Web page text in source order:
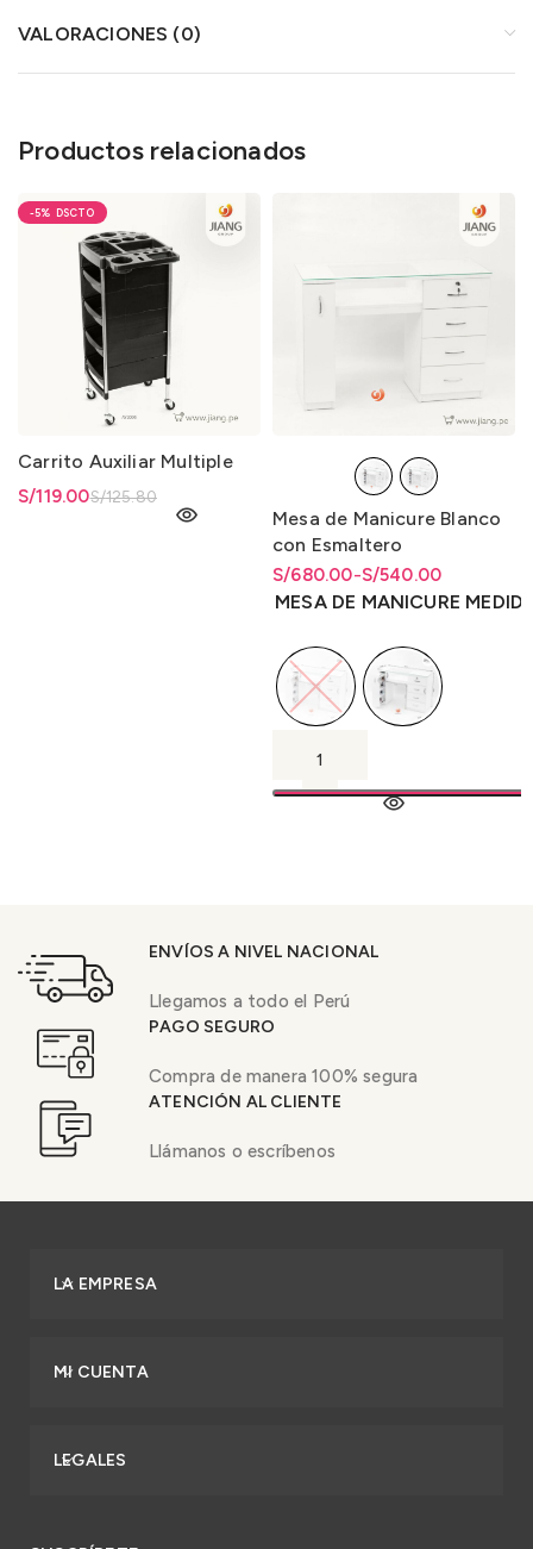
VALORACIONES (0)
Productos relacionados
-5%
Carrito Auxiliar Multiple
S/125.80
El precio original era:
S/119.00
El precio actual es: S/119.00.
Mesa de Manicure Blanco
con Esmaltero
S/540.00
-
S/680.00
Rango de precios: desde
S/540.00 hasta S/680.00
Rango de precios: desde
S/540.00hastaS/ 680.00
MESA DE MANICURE
ENVÍOS A NIVEL NACIONAL
Llegamos a todo el Perú
PAGO SEGURO
Compra de manera 100% segura
ATENCIÓN AL CLIENTE
Llámanos o escríbenos
LA EMPRESA
MI CUENTA
LEGALES